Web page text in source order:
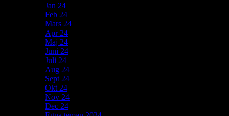
Jan 24
Feb 24
Mars 24
Apr 24
Maj 24
Juni 24
Juli 24
Aug 24
Sept 24
Okt 24
Nov 24
Dec 24